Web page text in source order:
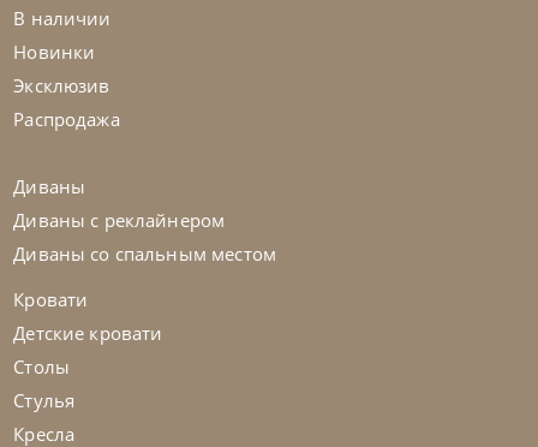
Кровать с мягкой обивкой Bravo
В наличии
Новинки
Эксклюзив
Распродажа
Диваны
Диваны с реклайнером
Диваны со спальным местом
Кровати
Детские кровати
Столы
Стулья
Кресла